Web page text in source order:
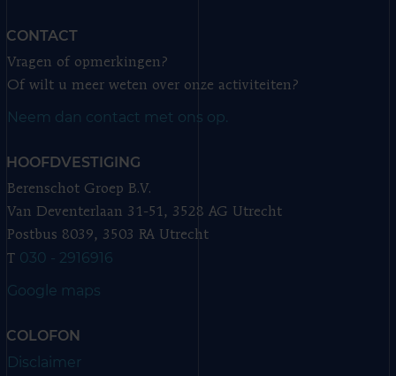
CONTACT
Vragen of opmerkingen?
Of wilt u meer weten over onze activiteiten?
Neem dan contact met ons op.
HOOFDVESTIGING
Berenschot Groep B.V.
Van Deventerlaan 31-51, 3528 AG Utrecht
Postbus 8039, 3503 RA Utrecht
T 030 - 2916916
Google maps
COLOFON
Disclaimer